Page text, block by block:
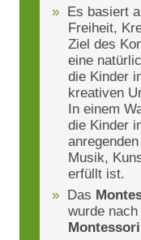
Es basiert
Freiheit,
Ziel des
eine
die Kinder
kreativen
In einem
die Kinder
Musik,
erfüllt ist.
Das
wurde
Montessori